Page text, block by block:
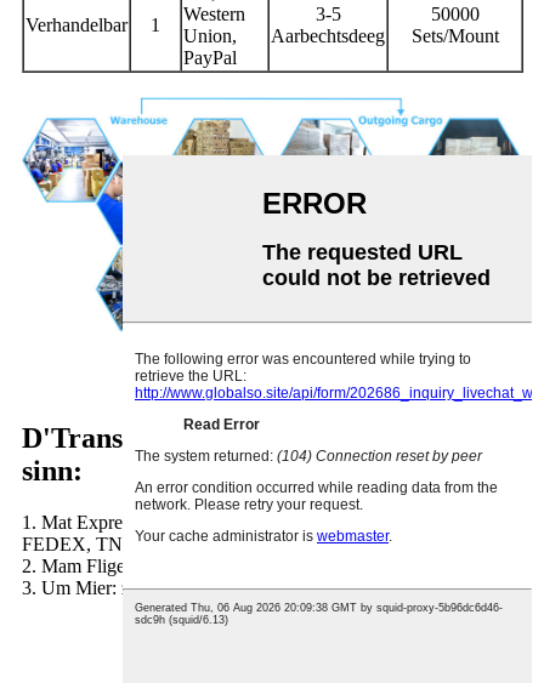
Verhandelbar 1
Western
Union,
PayPal
3-5
Aarbechtsdeeg
50000
Sets/Mount
D'Transportmëttel, déi mir ubidden,
sinn:
1. Mat Express: Liwwerung bis bei d'Dier. Iwwer DHL,
FEDEX, TNT, UPS.
2. Mam Fliger: op de Fluchhafen.
3. Um Mier: zum Hafenservice.